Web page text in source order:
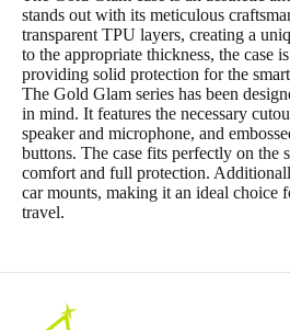
stands out with its meticulous
transparent TPU layers, creating a
to the appropriate thickness, the case
providing solid protection for the
The Gold Glam series has been
in mind. It features the necessary
speaker and microphone, and
buttons. The case fits perfectly on the
comfort and full protection.
car mounts, making it an ideal choice
travel.